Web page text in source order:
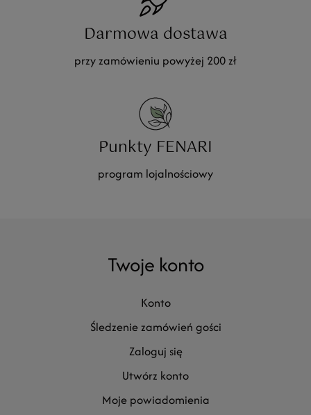
Darmowa dostawa
przy zamówieniu powyżej 200 zł
Punkty FENARI
program lojalnościowy
Twoje konto
konto
śledzenie zamówień gości
zaloguj się
utwórz konto
moje powiadomienia